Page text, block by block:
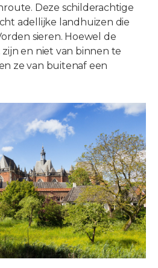
Deze schilderachtige
adellijke landhuizen die
sieren. Hoewel de
en niet van binnen te
ze van buitenaf een